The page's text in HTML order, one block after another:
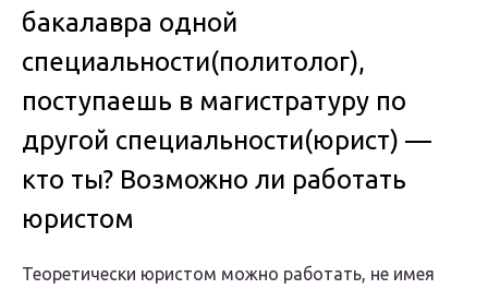
бакалавра одной
специальности(политолог),
поступаешь в магистратуру по
другой специальности(юрист) —
кто ты? Возможно ли работать
юристом
Теоретически юристом можно работать, не имея